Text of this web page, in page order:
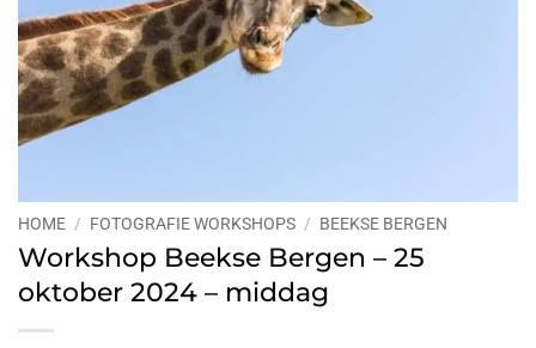
HOME / FOTOGRAFIE WORKSHOPS / BEEKSE BERGEN
Workshop Beekse Bergen – 25
oktober 2024 – middag